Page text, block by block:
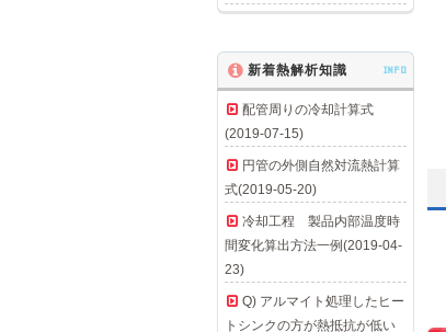
新着熱解析知識 INFO
配管周りの冷却計算式
(2019-07-15)
円管の外側自然対流熱計算
式(2019-05-20)
冷却工程 製品内部温度時
間変化算出方法一例(2019-04-
23)
Q) アルマイト処理したヒー
トシンクの方が熱抵抗が低い